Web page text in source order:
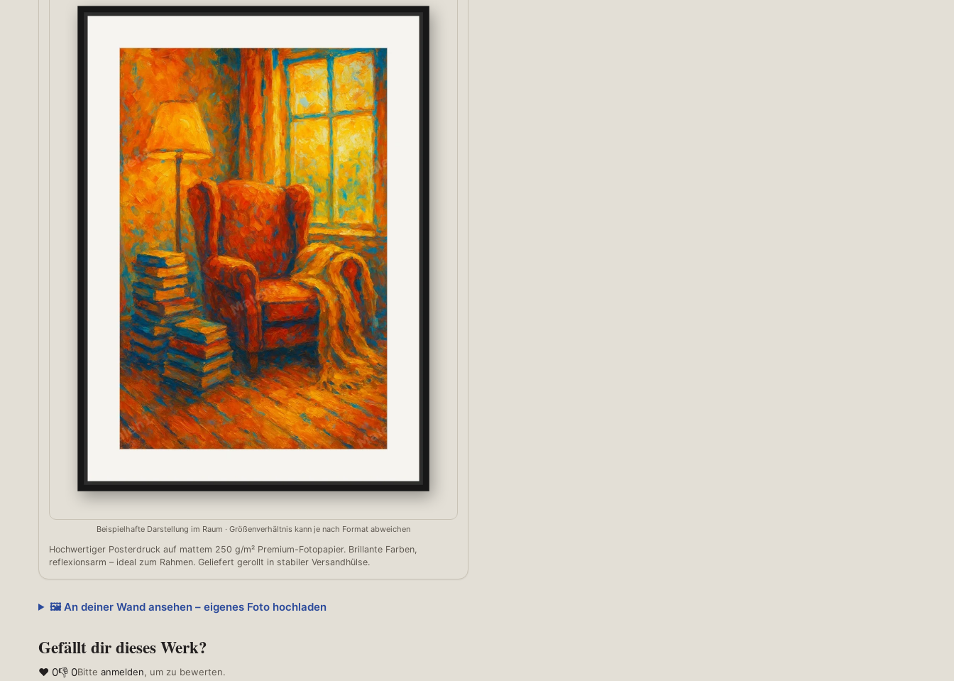
Beispielhafte Darstellung im Raum · Größenverhältnis kann je nach Format abweichen
Hochwertiger Posterdruck auf mattem 250 g/m² Premium-Fotopapier. Brillante Farben,
reflexionsarm – ideal zum Rahmen. Geliefert gerollt in stabiler Versandhülse.
🖼️ An deiner Wand ansehen – eigenes Foto hochladen
Gefällt dir dieses Werk?
❤ 0👎 0Bitte anmelden, um zu bewerten.